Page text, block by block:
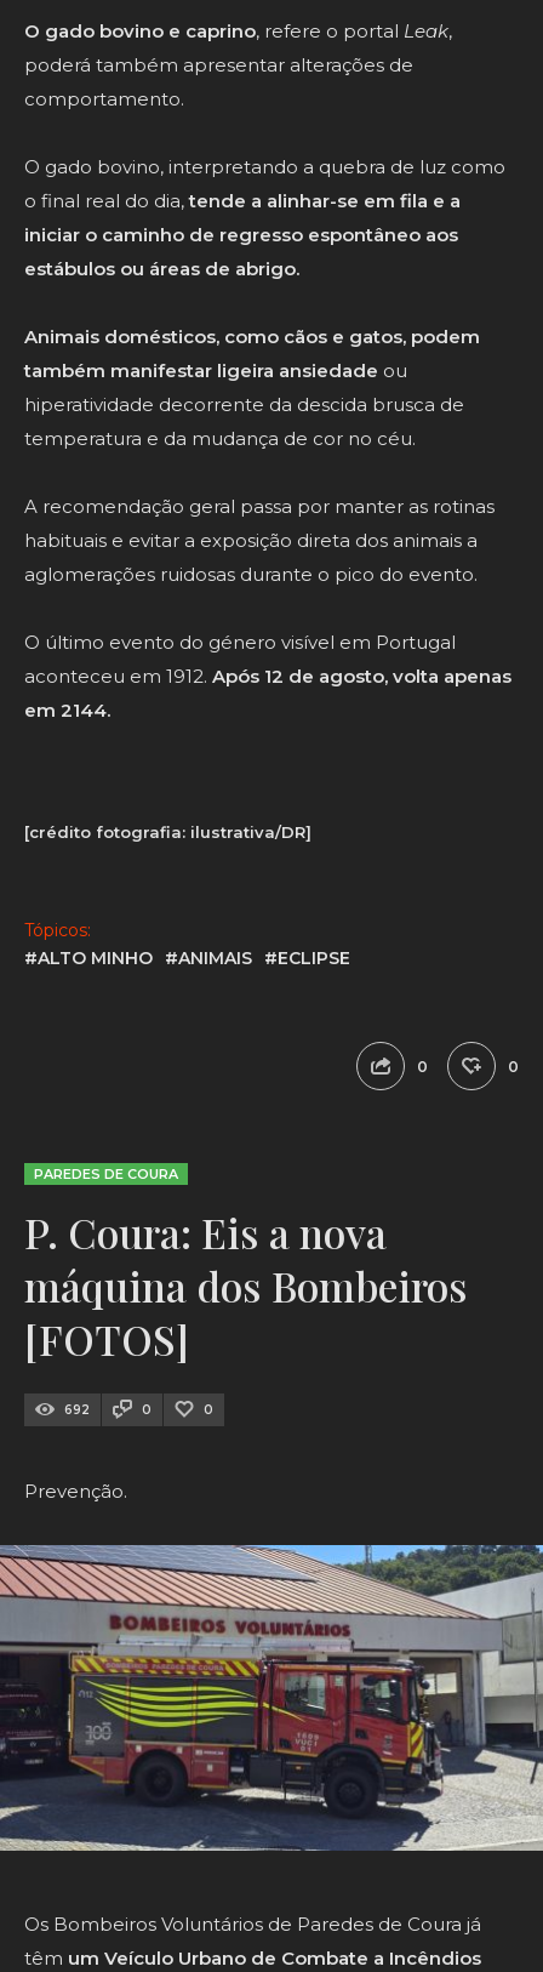
O gado bovino e caprino, refere o portal Leak,
poderá também apresentar alterações de
comportamento.
O gado bovino, interpretando a quebra de luz como
o final real do dia,tende a alinhar-se em fila e a
iniciar o caminho de regresso espontâneo aos
estábulos ou áreas de abrigo.
Animais domésticos, como cãos e gatos, podem
também manifestar ligeira ansiedade ou
hiperatividade decorrente da descida brusca de
temperatura e da mudança de cor no céu.
A recomendação geral passa por manter as rotinas
habituais e evitar a exposição direta dos animais a
aglomerações ruidosas durante o pico do evento.
O último evento do género visível em Portugal
aconteceu em 1912. Após 12 de agosto, volta apenas
em 2144.
[crédito fotografia: ilustrativa/DR]
Tópicos:
#ALTO MINHO
#ANIMAIS #ECLIPSE
0 0
PAREDES DE COURA
P. Coura: Eis a nova
máquina dos Bombeiros
[FOTOS]
692 0 0
Prevenção.
Os Bombeiros Voluntários de Paredes de Coura já
têm um Veículo Urbano de Combate a Incêndios